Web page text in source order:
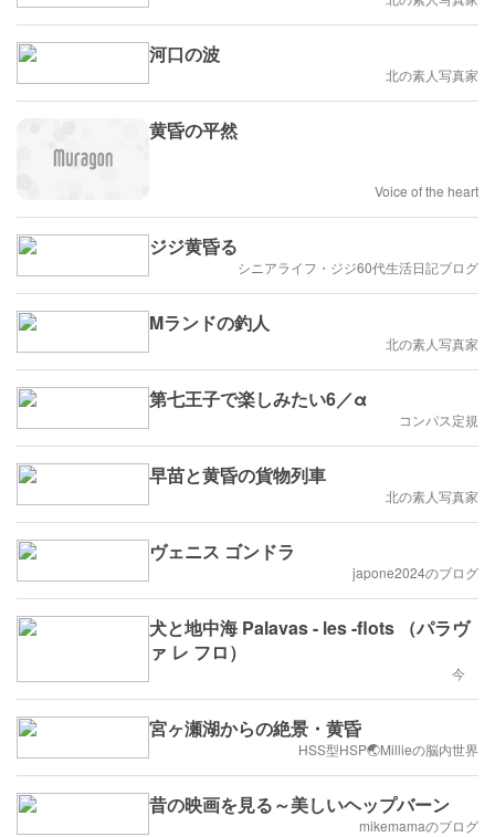
河口の波
北の素人写真家
黄昏の平然
Voice of the heart
ジジ黄昏る
シニアライフ・ジジ60代生活日記ブログ
Mランドの釣人
北の素人写真家
第七王子で楽しみたい6／α
コンパス定規
早苗と黄昏の貨物列車
北の素人写真家
ヴェニス ゴンドラ
japone2024のブログ
犬と地中海 Palavas - les -flots （パラヴ
ァ レ フロ）
今
宮ヶ瀬湖からの絶景・黄昏
HSS型HSP🌏Millieの脳内世界
昔の映画を見る～美しいヘップバーン
mikemamaのブログ